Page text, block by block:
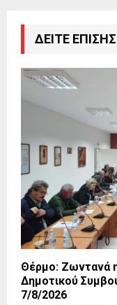
ΔΕΙΤΕ
Θέρμο: Ζωντανά
Δημοτικού
7/8/2026